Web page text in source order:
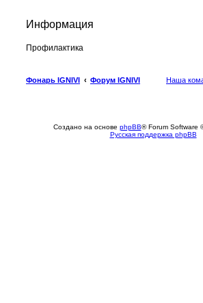
Информация
Профилактика
Фонарь IGNIVI Форум IGNIVI Наша
Создано на основе phpBB® Forum Software
Русская поддержка phpBB